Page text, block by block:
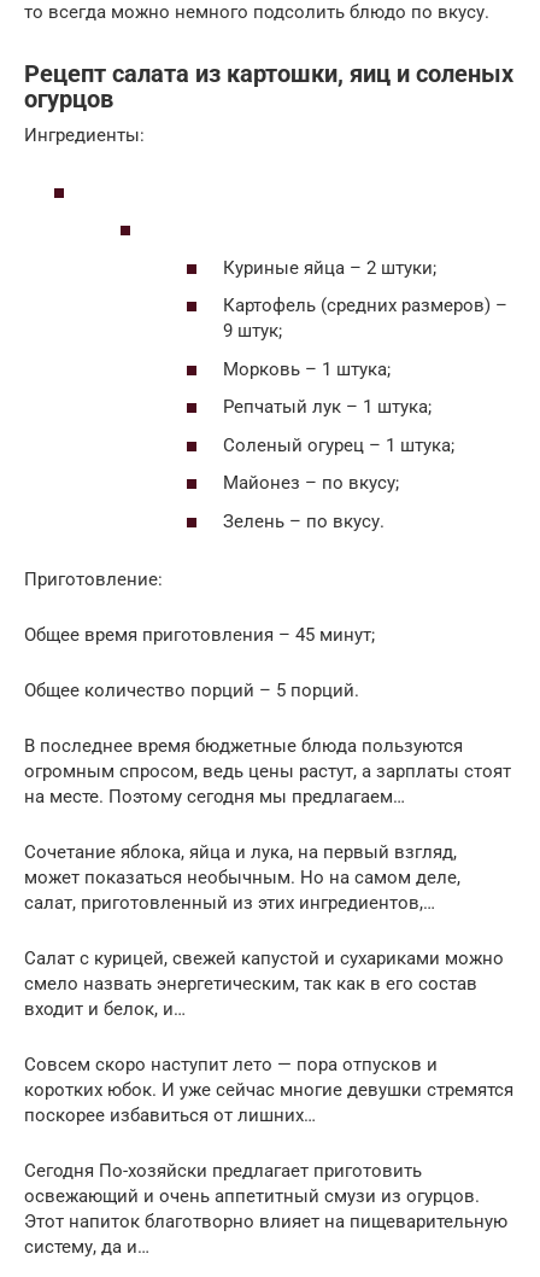
то всегда можно немного подсолить блюдо по вкусу.
Рецепт салата из картошки, яиц и соленых
огурцов
Ингредиенты:
Куриные яйца – 2 штуки;
Картофель (средних размеров) –
9 штук;
Морковь – 1 штука;
Репчатый лук – 1 штука;
Соленый огурец – 1 штука;
Майонез – по вкусу;
Зелень – по вкусу.
Приготовление:
Общее время приготовления – 45 минут;
Общее количество порций – 5 порций.
В последнее время бюджетные блюда пользуются
огромным спросом, ведь цены растут, а зарплаты стоят
на месте. Поэтому сегодня мы предлагаем…
Сочетание яблока, яйца и лука, на первый взгляд,
может показаться необычным. Но на самом деле,
салат, приготовленный из этих ингредиентов,…
Салат с курицей, свежей капустой и сухариками можно
смело назвать энергетическим, так как в его состав
входит и белок, и…
Совсем скоро наступит лето — пора отпусков и
коротких юбок. И уже сейчас многие девушки стремятся
поскорее избавиться от лишних…
Сегодня По-хозяйски предлагает приготовить
освежающий и очень аппетитный смузи из огурцов.
Этот напиток благотворно влияет на пищеварительную
систему, да и…